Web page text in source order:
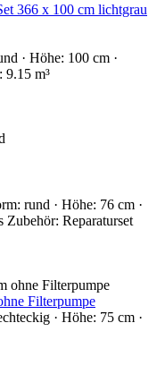
366 x 100 cm lichtgrau
· Höhe: 100 cm ·
9.15 m³
rund · Höhe: 76 cm ·
Zubehör: Reparaturset
Filterpumpe
· Höhe: 75 cm ·